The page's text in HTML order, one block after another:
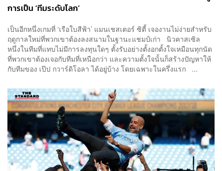
การเป็น ‘ทีมระดับโลก’
เป็นอีกหนึ่งเกมที่ ‘เรือใบสีฟ้า’ แมนเชสเตอร์ ซิตี้ เจองานไม่ง่ายสำหรับ
ฤดูกาลใหม่ที่พวกเขาต้องลงสนามในฐานะแชมป์เก่า นิวคาสเซิล
หนึ่งในทีมที่แทบไม่มีการลงทุนใดๆ ตั้งรับอย่างตั้งอกตั้งใจเหมือนทุกนัด
ที่พวกเขาต้องเจอกับทีมที่เหนือกว่า และความตั้งใจนั้นก็สร้างปัญหาให้
กับทีมของ เป๊ป กวาร์ดิโอลา ได้อยู่บ้า​ง โดยเฉพาะในครึ่งแรก ...